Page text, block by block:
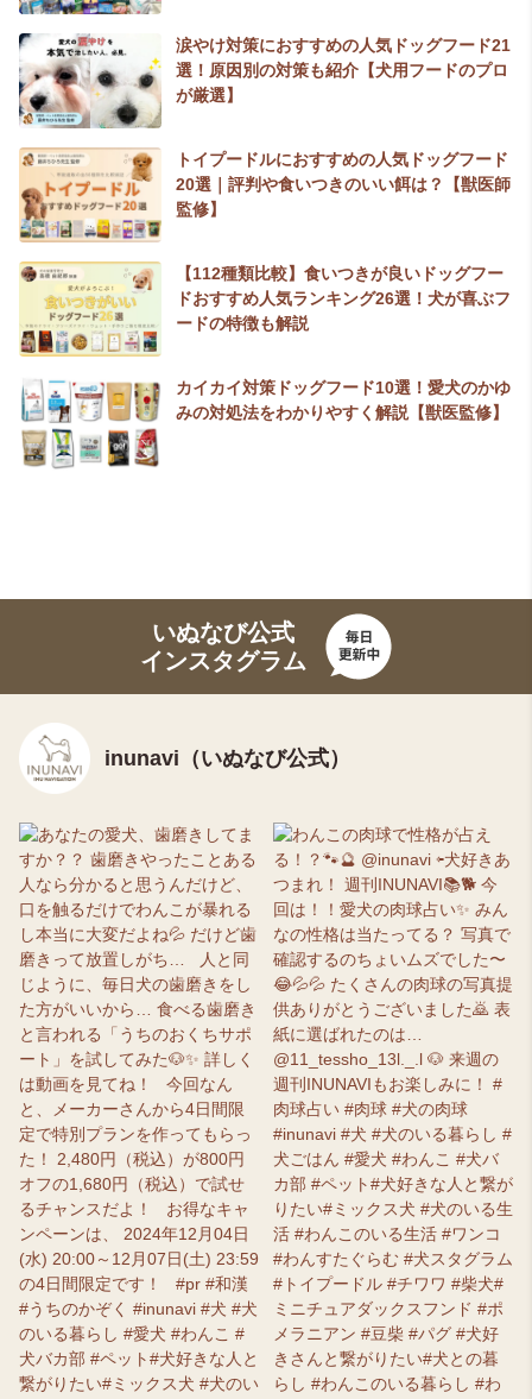
涙やけ対策におすすめの人気ドッグフード21
選！原因別の対策も紹介【犬用フードのプロ
が厳選】
トイプードルにおすすめの人気ドッグフード
20選｜評判や食いつきのいい餌は？【獣医師
監修】
【112種類比較】食いつきが良いドッグフー
ドおすすめ人気ランキング26選！犬が喜ぶフ
ードの特徴も解説
カイカイ対策ドッグフード10選！愛犬のかゆ
みの対処法をわかりやすく解説【獣医監修】
いぬなび公式
インスタグラム
inunavi（いぬなび公式）